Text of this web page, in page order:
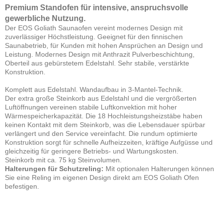
Premium Standofen für intensive, anspruchsvolle
gewerbliche Nutzung.
Der EOS Goliath Saunaofen vereint modernes Design mit
zuverlässiger Höchstleistung. Geeignet für den finnischen
Saunabetrieb, für Kunden mit hohen Ansprüchen an Design und
Leistung. Modernes Design mit Anthrazit Pulverbeschichtung,
Oberteil aus gebürstetem Edelstahl. Sehr stabile, verstärkte
Konstruktion.
Komplett aus Edelstahl. Wandaufbau in 3-Mantel-Technik.
Der extra große Steinkorb aus Edelstahl und die vergrößerten
Luftöffnungen vereinen stabile Luftkonvektion mit hoher
Wärmespeicherkapazität. Die 18 Hochleistungsheizstäbe haben
keinen Kontakt mit dem Steinkorb, was die Lebensdauer spürbar
verlängert und den Service vereinfacht. Die rundum optimierte
Konstruktion sorgt für schnelle Aufheizzeiten, kräftige Aufgüsse und
gleichzeitig für geringere Betriebs- und Wartungskosten.
Steinkorb mit ca. 75 kg Steinvolumen.
Halterungen für Schutzreling: Mit optionalen Halterungen können
Sie eine Reling im eigenen Design direkt am EOS Goliath Ofen
befestigen.